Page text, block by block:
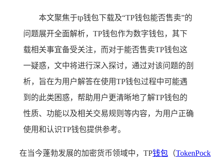
本文聚焦于tp钱包下载及“TP钱包能否售卖”的
问题展开全面解析，TP钱包作为数字钱包，其下
载相关事宜备受关注，而对于能否售卖TP钱包这
一疑惑，文中将进行深入探讨，通过对该问题的剖
析，旨在为用户解答在使用TP钱包过程中可能遇
到的此类困惑，帮助用户更清晰地了解TP钱包的
性质、功能以及相关交易规则等内容，为用户正确
使用和认识TP钱包提供参考。
在当今蓬勃发展的加密货币领域中，TP钱包 （TokenPock